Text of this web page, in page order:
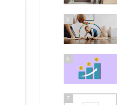
5
6
7